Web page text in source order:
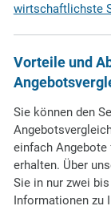
wirtschaftlichste
Vorteile und
Sie können den
einfach Angebote
erhalten. Über
Sie in nur zwei
Informationen zu